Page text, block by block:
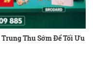
Thu Sớm Để Tối Ưu